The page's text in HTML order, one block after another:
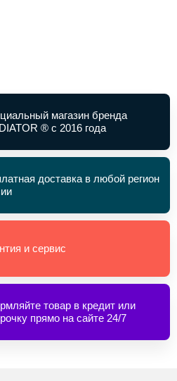
магазин бренда
® с 2016 года
доставка в любой регион
и сервис
товар в кредит или
прямо на сайте 24/7